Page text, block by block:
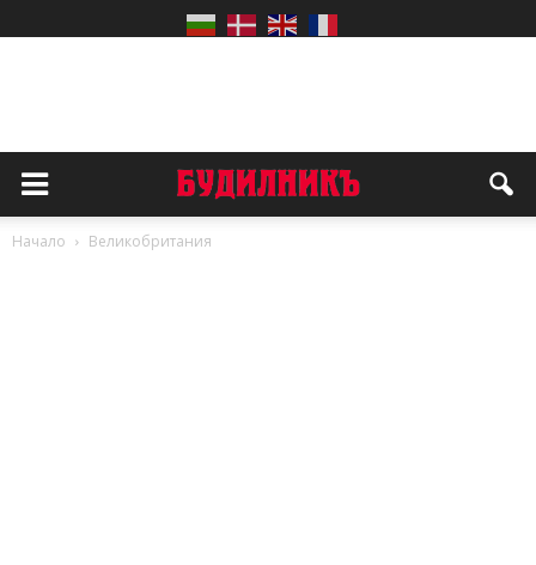
Начало Великобритания